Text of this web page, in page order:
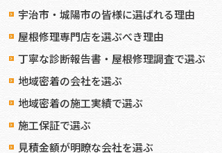
宇治市・城陽市の皆様に選ばれる理由
屋根修理専門店を選ぶべき理由
丁寧な診断報告書・屋根修理調査で選ぶ
地域密着の会社を選ぶ
地域密着の施工実績で選ぶ
施工保証で選ぶ
見積金額が明瞭な会社を選ぶ